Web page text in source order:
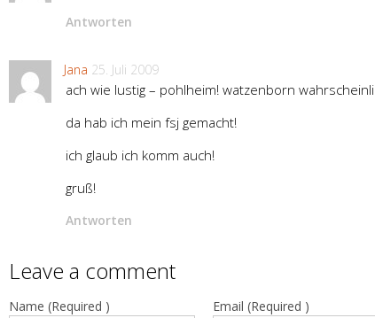
Antworten
Jana 25. Juli 2009
ach wie lustig – pohlheim! watzenborn
da hab ich mein fsj gemacht!
ich glaub ich komm auch!
gruß!
Antworten
Leave a comment
Name (Required ) Email (Required )